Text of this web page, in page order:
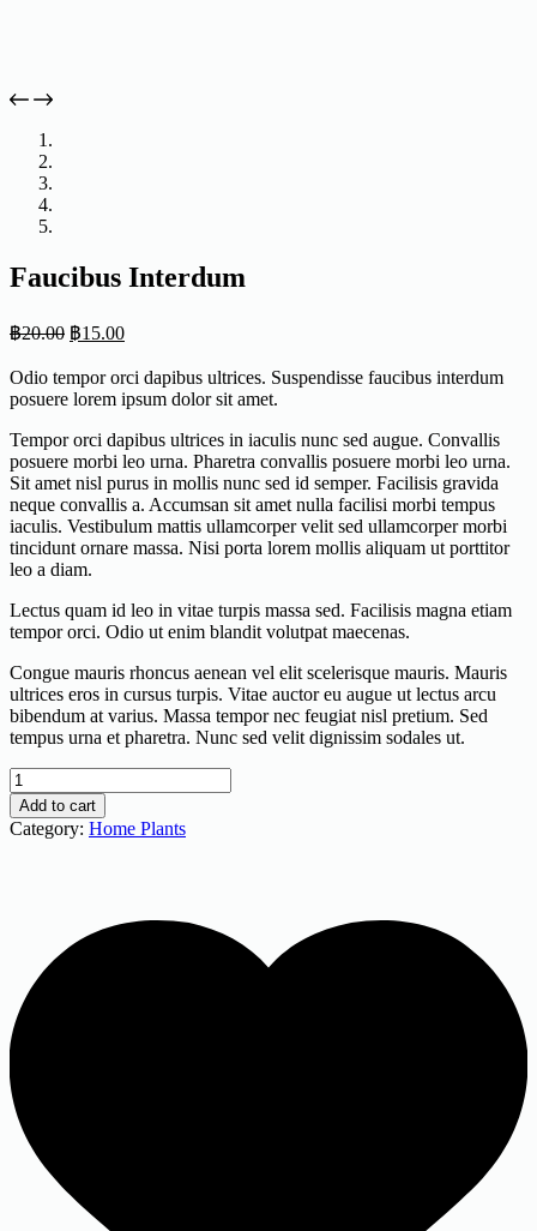
Faucibus Interdum
฿20.00 ฿15.00
Odio tempor orci dapibus ultrices. Suspendisse faucibus interdum
posuere lorem ipsum dolor sit amet.
Tempor orci dapibus ultrices in iaculis nunc sed augue. Convallis
posuere morbi leo urna. Pharetra convallis posuere morbi leo urna.
Sit amet nisl purus in mollis nunc sed id semper. Facilisis gravida
neque convallis a. Accumsan sit amet nulla facilisi morbi tempus
iaculis. Vestibulum mattis ullamcorper velit sed ullamcorper morbi
tincidunt ornare massa. Nisi porta lorem mollis aliquam ut porttitor
leo a diam.
Lectus quam id leo in vitae turpis massa sed. Facilisis magna etiam
tempor orci. Odio ut enim blandit volutpat maecenas.
Congue mauris rhoncus aenean vel elit scelerisque mauris. Mauris
ultrices eros in cursus turpis. Vitae auctor eu augue ut lectus arcu
bibendum at varius. Massa tempor nec feugiat nisl pretium. Sed
tempus urna et pharetra. Nunc sed velit dignissim sodales ut.
Faucibus
Interdum
quantity
Add to cart
Category: Home Plants